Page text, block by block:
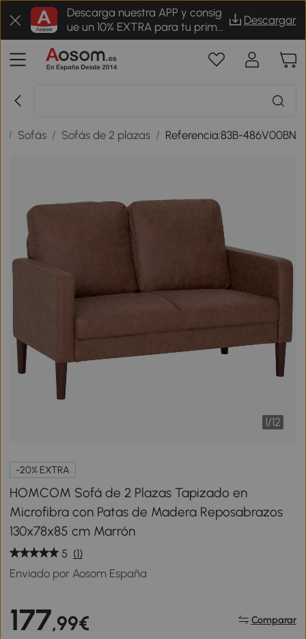
Descarga nuestra APP y consig
ue un 10% EXTRA para tu prime
r pedido
Descargar
/ Sofás / Sofás de 2 plazas / Referencia:83B-486V00BN
1/12
-20% EXTRA
HOMCOM Sofá de 2 Plazas Tapizado en
Microfibra con Patas de Madera Reposabrazos
130x78x85 cm Marrón
5 (1)
Enviado por Aosom España
177,99€ Comparar